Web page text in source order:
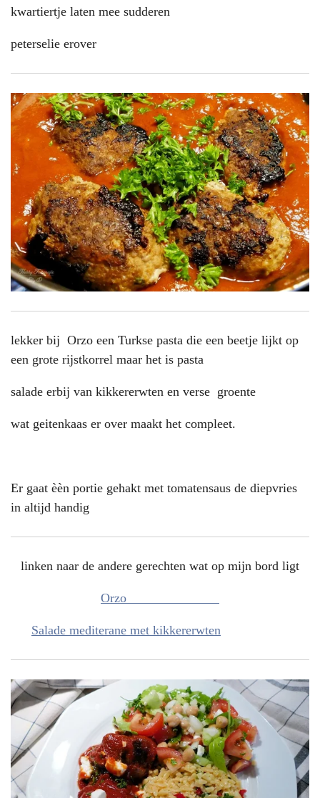
kwartiertje laten mee sudderen
peterselie erover
lekker bij Orzo een Turkse pasta die een beetje lijkt op
een grote rijstkorrel maar het is pasta
salade erbij van kikkererwten en verse groente
wat geitenkaas er over maakt het compleet.
Er gaat èèn portie gehakt met tomatensaus de diepvries
in altijd handig
linken naar de andere gerechten wat op mijn bord ligt
Orzo
Salade mediterane met kikkererwten